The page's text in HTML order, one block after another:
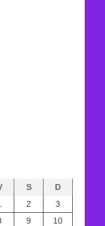
S
D
2
3
9
10